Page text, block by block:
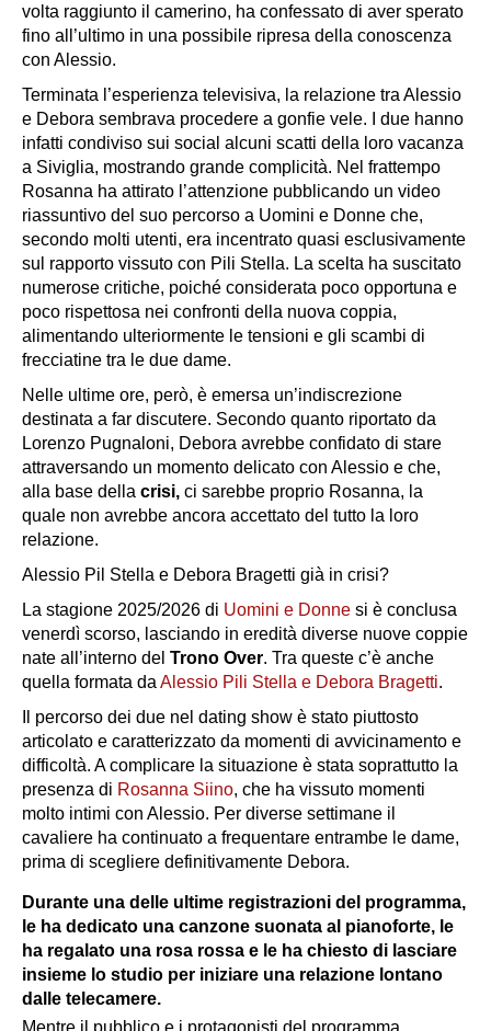
volta raggiunto il camerino, ha confessato di aver sperato
fino all’ultimo in una possibile ripresa della conoscenza
con Alessio.
Terminata l’esperienza televisiva, la relazione tra Alessio
e Debora sembrava procedere a gonfie vele. I due hanno
infatti condiviso sui social alcuni scatti della loro vacanza
a Siviglia, mostrando grande complicità. Nel frattempo
Rosanna ha attirato l’attenzione pubblicando un video
riassuntivo del suo percorso a Uomini e Donne che,
secondo molti utenti, era incentrato quasi esclusivamente
sul rapporto vissuto con Pili Stella. La scelta ha suscitato
numerose critiche, poiché considerata poco opportuna e
poco rispettosa nei confronti della nuova coppia,
alimentando ulteriormente le tensioni e gli scambi di
frecciatine tra le due dame.
Nelle ultime ore, però, è emersa un’indiscrezione
destinata a far discutere. Secondo quanto riportato da
Lorenzo Pugnaloni, Debora avrebbe confidato di stare
attraversando un momento delicato con Alessio e che,
alla base della crisi, ci sarebbe proprio Rosanna, la
quale non avrebbe ancora accettato del tutto la loro
relazione.
Alessio Pil Stella e Debora Bragetti già in crisi?
La stagione 2025/2026 di Uomini e Donne si è conclusa
venerdì scorso, lasciando in eredità diverse nuove coppie
nate all’interno del Trono Over. Tra queste c’è anche
quella formata da Alessio Pili Stella e Debora Bragetti.
Il percorso dei due nel dating show è stato piuttosto
articolato e caratterizzato da momenti di avvicinamento e
difficoltà. A complicare la situazione è stata soprattutto la
presenza di Rosanna Siino, che ha vissuto momenti
molto intimi con Alessio. Per diverse settimane il
cavaliere ha continuato a frequentare entrambe le dame,
prima di scegliere definitivamente Debora.
Durante una delle ultime registrazioni del programma,
le ha dedicato una canzone suonata al pianoforte, le
ha regalato una rosa rossa e le ha chiesto di lasciare
insieme lo studio per iniziare una relazione lontano
dalle telecamere.
Mentre il pubblico e i protagonisti del programma